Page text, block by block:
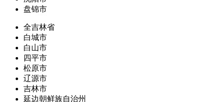
盘锦市
全吉林省
白城市
白山市
四平市
松原市
辽源市
吉林市
延边朝鲜族自治州